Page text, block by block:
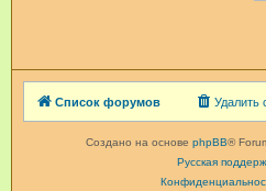
Список форумов Удалить
Создано на основе phpBB®
Русская